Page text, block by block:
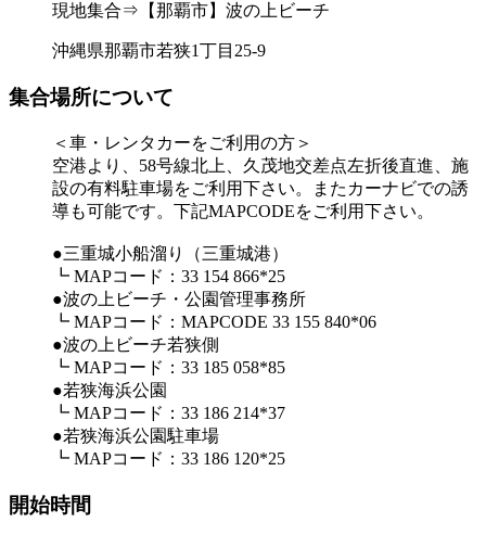
現地集合⇒【那覇市】波の上ビーチ
沖縄県那覇市若狭1丁目25-9
集合場所について
＜車・レンタカーをご利用の方＞
空港より、58号線北上、久茂地交差点左折後直進、施
設の有料駐車場をご利用下さい。またカーナビでの誘
導も可能です。下記MAPCODEをご利用下さい。
●三重城小船溜り（三重城港）
┗ MAPコード：33 154 866*25
●波の上ビーチ・公園管理事務所
┗ MAPコード：MAPCODE 33 155 840*06
●波の上ビーチ若狭側
┗ MAPコード：33 185 058*85
●若狭海浜公園
┗ MAPコード：33 186 214*37
●若狭海浜公園駐車場
┗ MAPコード：33 186 120*25
開始時間